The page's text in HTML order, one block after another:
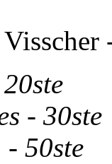
- 30ste
- 50ste